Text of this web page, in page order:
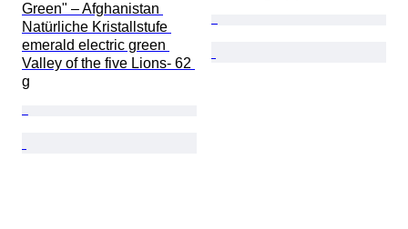
Green" – Afghanistan
Natürliche Kristallstufe
emerald electric green
Valley of the five Lions- 62
g